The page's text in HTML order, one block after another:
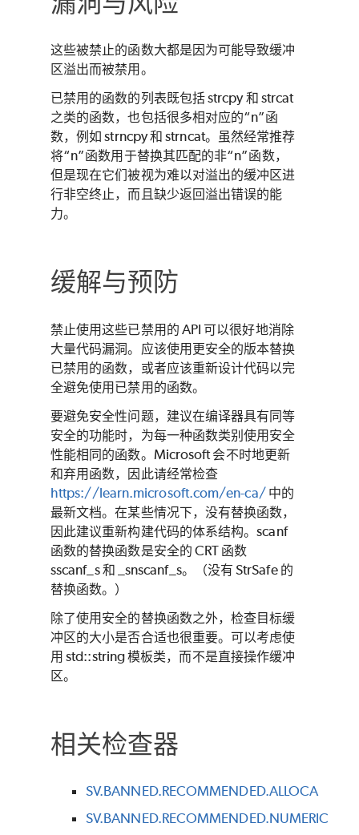
这些被禁止的函数大都是因为可能导致缓冲
区溢出而被禁用。
已禁用的函数的列表既包括 strcpy 和 strcat
之类的函数，也包括很多相对应的“n”函
数，例如 strncpy 和 strncat。虽然经常推荐
将“n”函数用于替换其匹配的非“n”函数，
但是现在它们被视为难以对溢出的缓冲区进
行非空终止，而且缺少返回溢出错误的能
力。
缓解与预防
禁止使用这些已禁用的 API 可以很好地消除
大量代码漏洞。应该使用更安全的版本替换
已禁用的函数，或者应该重新设计代码以完
全避免使用已禁用的函数。
要避免安全性问题，建议在编译器具有同等
安全的功能时，为每一种函数类别使用安全
性能相同的函数。Microsoft 会不时地更新
和弃用函数，因此请经常检查
https://learn.microsoft.com/en-ca/中的
最新文档。在某些情况下，没有替换函数，
因此建议重新构建代码的体系结构。scanf
函数的替换函数是安全的 CRT 函数
sscanf_s 和 _snscanf_s。（没有 StrSafe 的
替换函数。）
除了使用安全的替换函数之外，检查目标缓
冲区的大小是否合适也很重要。可以考虑使
用 std::string 模板类，而不是直接操作缓冲
区。
相关检查器
SV.BANNED.RECOMMENDED.ALLOCA
SV.BANNED.RECOMMENDED.NUMERIC